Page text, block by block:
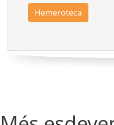
Hemeroteca